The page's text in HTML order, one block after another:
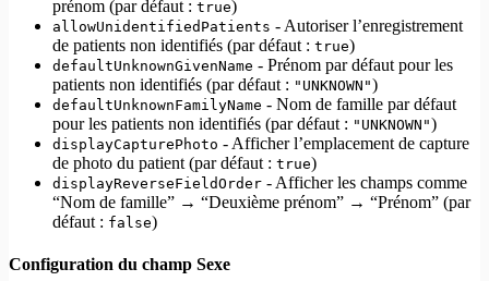
prénom (par défaut : true)
allowUnidentifiedPatients - Autoriser l’enregistrement
de patients non identifiés (par défaut : true)
defaultUnknownGivenName - Prénom par défaut pour les
patients non identifiés (par défaut : "UNKNOWN")
defaultUnknownFamilyName - Nom de famille par défaut
pour les patients non identifiés (par défaut : "UNKNOWN")
displayCapturePhoto - Afficher l’emplacement de capture
de photo du patient (par défaut : true)
displayReverseFieldOrder - Afficher les champs comme
“Nom de famille” → “Deuxième prénom” → “Prénom” (par
défaut : false)
Configuration du champ Sexe